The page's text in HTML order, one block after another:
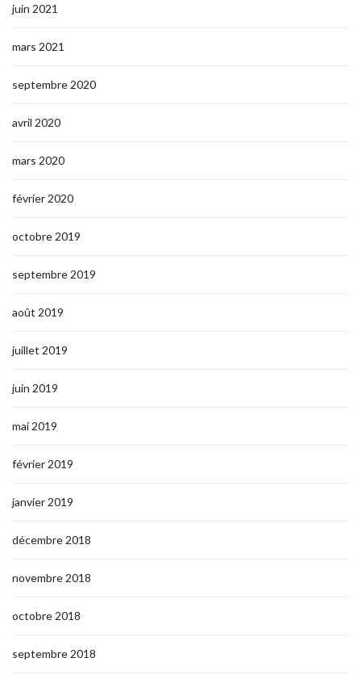
juin 2021
mars 2021
septembre 2020
avril 2020
mars 2020
février 2020
octobre 2019
septembre 2019
août 2019
juillet 2019
juin 2019
mai 2019
février 2019
janvier 2019
décembre 2018
novembre 2018
octobre 2018
septembre 2018